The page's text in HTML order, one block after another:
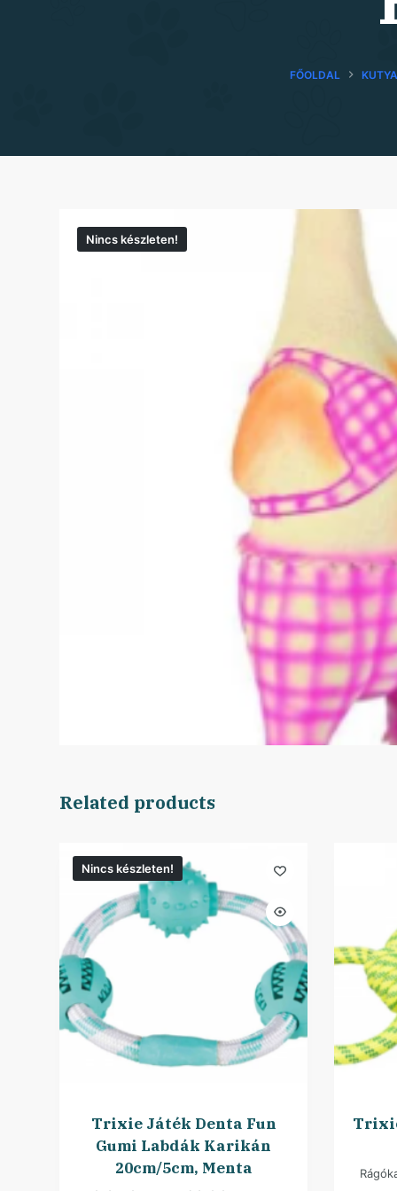
FŐOLDAL
Nincs készleten!
Related products
Nincs készleten!
Trixie Játék Denta Fun
Gumi Labdák Karikán
20cm/5cm, Menta